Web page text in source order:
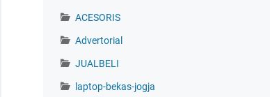
ACESORIS
Advertorial
JUALBELI
laptop-bekas-jogja